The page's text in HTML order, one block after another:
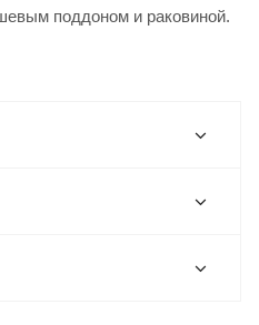
поддоном и раковиной.